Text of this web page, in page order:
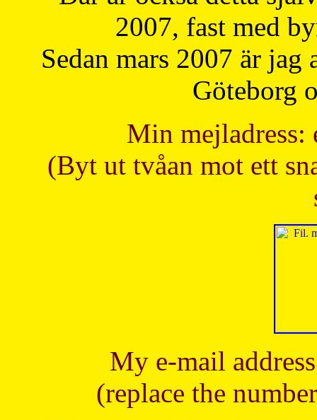
2007, fast med
Sedan mars 2007 är
Göteborg
Min mejladress:
(Byt ut tvåan mot ett
My e-mail
(replace the